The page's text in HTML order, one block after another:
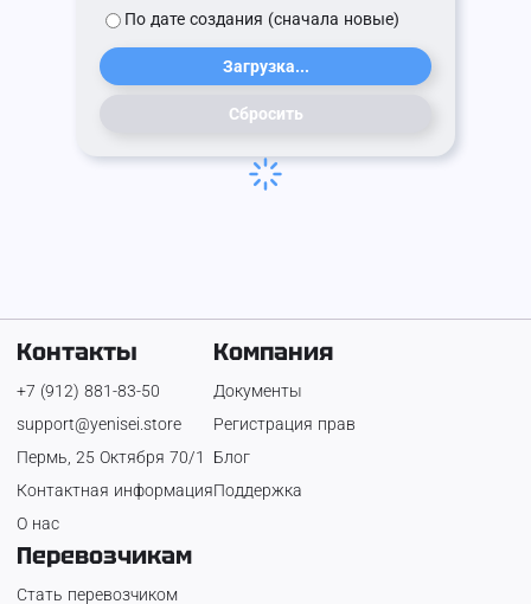
По дате создания (сначала новые)
Загрузка...
Сбросить
Контакты
+7 (912) 881-83-50
support@yenisei.store
Пермь, 25 Октября 70/1
Контактная информация
О нас
Компания
Документы
Регистрация прав
Блог
Поддержка
Перевозчикам
Стать перевозчиком